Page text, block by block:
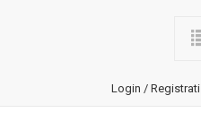
Login / Registrati